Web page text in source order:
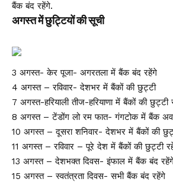
बैंक बंद रहेंगे.
अगस्त में छुट्टियों की सूची
3 अगस्त- केर पूजा- अगरतला में बैंक बंद रहेंगे
4 अगस्त – रविवार- देशभर में बैंकों की छुट्टी
7 अगस्त-हरियाली तीज-हरियाणा में बैंकों की छुट्टी
8 अगस्त – टेंडोंग लो रम फात- गंगटोक में बैंक
10 अगस्त – दूसरा शनिवार- देशभर में बैंकों की
11 अगस्त – रविवार – पूरे देश में बैंकों की छुट्टी
13 अगस्त – देशभक्त दिवस- इंफाल में बैंक बंद
15 अगस्त – स्वतंत्रता दिवस- सभी बैंक बंद रहेंगे